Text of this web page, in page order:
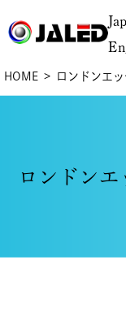
HOME ロンドンエッ
ロンドンエ